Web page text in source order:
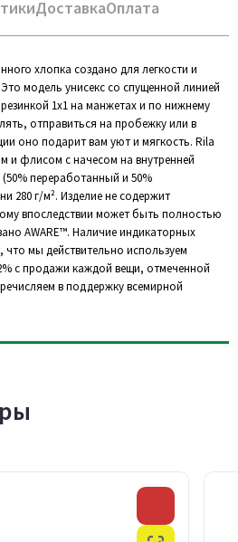
ДоставкаОплата
хлопка создано для легкости и
модель унисекс со спущенной линией
1х1 на манжетах и по нижнему
отправиться на пробежку или в
оно подарит вам уют и мягкость. Rila
и флисом с начесом на внутренней
переработанный и 50%
280 г/м². Изделие не содержит
впоследствии может быть полностью
AWARE™. Наличие индикаторных
что мы действительно используем
с продажи каждой вещи, отмеченной
в поддержку всемирной